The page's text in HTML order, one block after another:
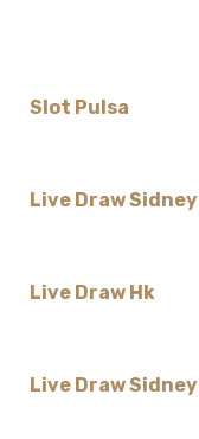
Slot Pulsa
Live Draw Sidney
Live Draw Hk
Live Draw Sidney